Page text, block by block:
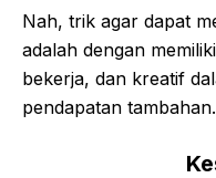
Nah, trik agar dapat
adalah dengan
bekerja, dan kreatif
pendapatan tambahan.